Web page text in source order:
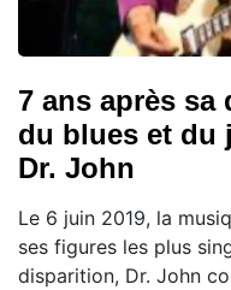
7 ans après
du blues et du
Dr. John
Le 6 juin 2019, la
ses figures les plus
disparition, Dr. John